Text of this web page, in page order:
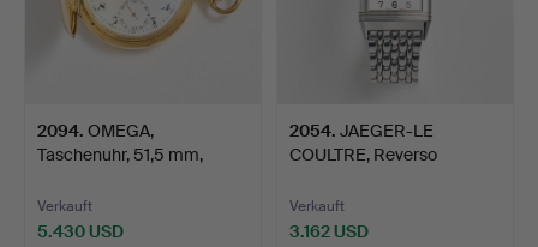
2094. OMEGA,
Taschenuhr, 51,5 mm,
Verkauft
5.430 USD
2054. JAEGER-LE
COULTRE, Reverso
Verkauft
3.162 USD